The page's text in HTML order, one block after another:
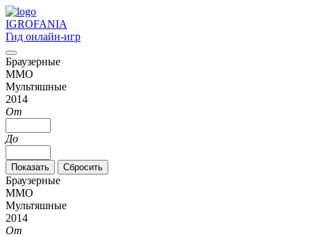
IGROFANIA
Гид онлайн-игр
Браузерные
MMO
Мультяшные
2014
От
До
Браузерные
MMO
Мультяшные
2014
От